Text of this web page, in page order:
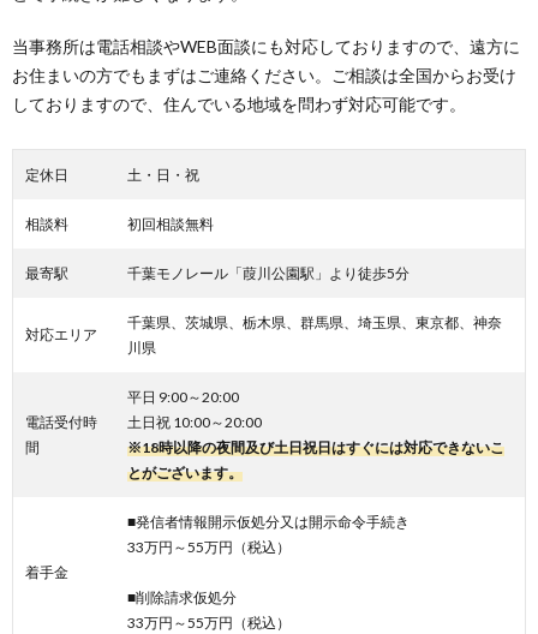
当事務所は電話相談やWEB面談にも対応しておりますので、遠方に
お住まいの方でもまずはご連絡ください。ご相談は全国からお受け
しておりますので、住んでいる地域を問わず対応可能です。
定休日 土・日・祝
相談料 初回相談無料
最寄駅 千葉モノレール「葭川公園駅」より徒歩5分
対応エリア
千葉県、茨城県、栃木県、群馬県、埼玉県、東京都、神奈
川県
電話受付時
間
平日 9:00～20:00
土日祝 10:00～20:00
※18時以降の夜間及び土日祝日はすぐには対応できないこ
とがございます。
着手金
■発信者情報開示仮処分又は開示命令手続き
33万円～55万円（税込）
■削除請求仮処分
33万円～55万円（税込）